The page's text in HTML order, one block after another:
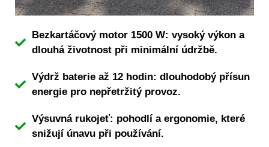
Bezkartáčový motor 1500 W: vysoký výkon a
dlouhá životnost při minimální údržbě.
Výdrž baterie až 12 hodin: dlouhodobý přísun
energie pro nepřetržitý provoz.
Výsuvná rukojeť: pohodlí a ergonomie, které
snižují únavu při používání.